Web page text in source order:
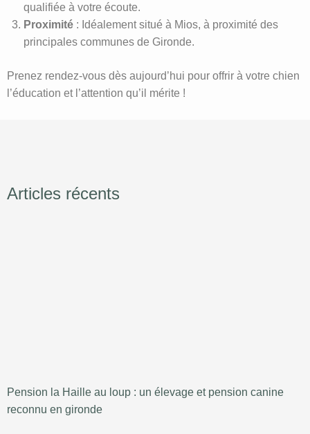
qualifiée à votre écoute.
Proximité : Idéalement situé à Mios, à proximité des
principales communes de Gironde.
Prenez rendez-vous dès aujourd’hui pour offrir à votre chien
l’éducation et l’attention qu’il mérite !
Articles récents
Pension la Haille au loup : un élevage et pension canine
reconnu en gironde